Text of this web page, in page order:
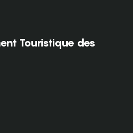
Touristique des